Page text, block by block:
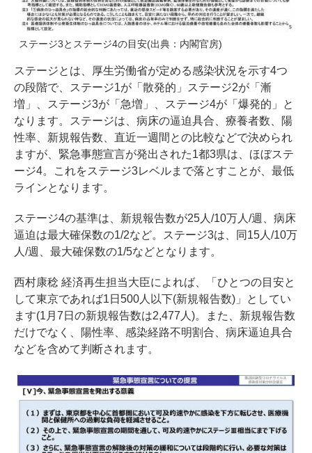
ステージ3とステージ4の目安(出典：内閣官房)
ステージとは、厚生労働省が定める感染状況を示す4つ
の段階で、ステージ1が「散発的」ステージ2が「漸
増」、ステージ3が「急増」、ステージ4が「爆発的」と
なります。ステージは、病床の逼迫具合、療養者数、陽
性率、新規報告数、直近一週間との比較などで決められ
ますが、緊急事態宣言が発出された1都3県は、ほぼステ
ージ4。これをステージ3レベルまで落とすことが、最低
ラインとなります。
ステージ4の基準は、新規報告数が25人/10万人/週、病床
逼迫は最大確保数の1/2など。ステージ3は、同15人/10万
人/週、最大確保数の1/5などとなります。
西村康稔 経済再生担当大臣によれば、「ひとつの目安と
して東京であれば1日500人以下(新規報告数)」としてい
ます(1月7日の新規報告数は2,477人)。また、新規報告数
だけでなく、陽性率、感染経路不明割合、病床逼迫具合
などを含めて判断されます。